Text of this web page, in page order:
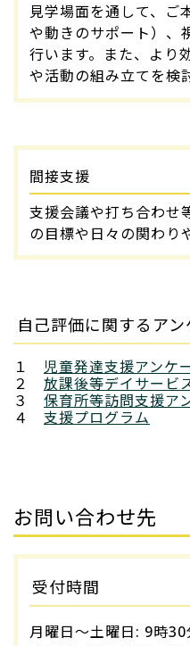
見学場面を通して、ご
や動きのサポート）、
行います。また、より
や活動の組み立てを検
間接支援
支援会議や打ち合わせ
の目標や日々の関わり
自己評価に関するアン
１ 児童発達支援アンケ
２ 放課後等デイサービ
３ 保育所等訪問支援ア
４ 支援プログラム
お問い合わせ先
受付時間
月曜日～土曜日: 9時